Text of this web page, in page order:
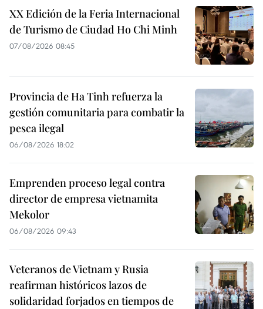
XX Edición de la Feria Internacional
de Turismo de Ciudad Ho Chi Minh
07/08/2026 08:45
Provincia de Ha Tinh refuerza la
gestión comunitaria para combatir la
pesca ilegal
06/08/2026 18:02
Emprenden proceso legal contra
director de empresa vietnamita
Mekolor
06/08/2026 09:43
Veteranos de Vietnam y Rusia
reafirman históricos lazos de
solidaridad forjados en tiempos de